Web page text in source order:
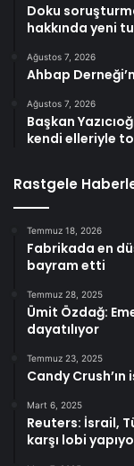
Doku
hakkında yeni
Ağustos 7, 2026
Ahbap
Ağustos 7, 2026
Başkan
kendi elleriyle
Rastgele
Temmuz 18, 2026
Fabrikada en
bayram etti
Temmuz 28, 2025
Ümit Özdağ:
dayatılıyor
Temmuz 23, 2025
Candy Crush’ın
Mart 6, 2025
Reuters: İsrail,
karşı lobi